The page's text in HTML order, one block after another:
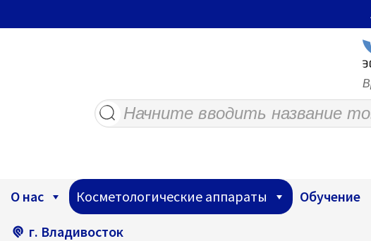
Поиск
товаров
О нас Косметологические аппараты Обучение
г. Владивосток